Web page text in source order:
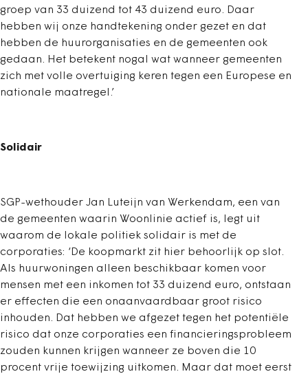
groep van 33 duizend tot 43 duizend euro. Daar
hebben wij onze handtekening onder gezet en dat
hebben de huurorganisaties en de gemeenten ook
gedaan. Het betekent nogal wat wanneer gemeenten
zich met volle overtuiging keren tegen een Europese en
nationale maatregel.’
Solidair
SGP-wethouder Jan Luteijn van Werkendam, een van
de gemeenten waarin Woonlinie actief is, legt uit
waarom de lokale politiek solidair is met de
corporaties: ‘De koopmarkt zit hier behoorlijk op slot.
Als huurwoningen alleen beschikbaar komen voor
mensen met een inkomen tot 33 duizend euro, ontstaan
er effecten die een onaanvaardbaar groot risico
inhouden. Dat hebben we afgezet tegen het potentiële
risico dat onze corporaties een financieringsprobleem
zouden kunnen krijgen wanneer ze boven die 10
procent vrije toewijzing uitkomen. Maar dat moet eerst